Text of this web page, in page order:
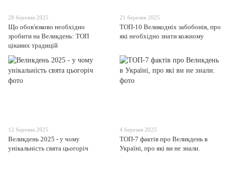
28 березня 2025
Що обов'язково необхідно
зробити на Великдень: ТОП
цікавих традицій
21 березня 2025
ТОП-10 Великодніх забобонів, про
які необхідно знати кожному
12 березня 2025
Великдень 2025 - у чому
унікальність свята цьогоріч
4 березня 2025
ТОП-7 фактiв про Великдень в
Українi, про які ви не знали.